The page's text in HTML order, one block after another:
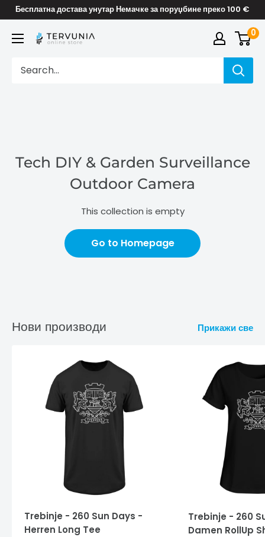
Skip
content
Бесплатна достава унутар Немачке за поруџбине преко 100 €
TERVUNIA
Stores
0
Tech DIY & Garden Surveillance
Outdoor Camera
This collection is empty
Go to Homepage
Нови производи Прикажи све
Trebinje - 260 Sun Days -
Herren Long Tee
Trebinje - 260
Damen RollUp